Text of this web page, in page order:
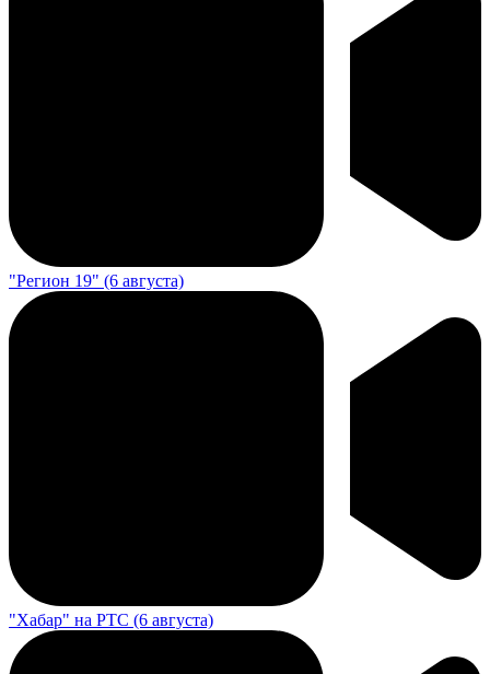
"Регион 19" (6 августа)
"Хабар" на РТС (6 августа)